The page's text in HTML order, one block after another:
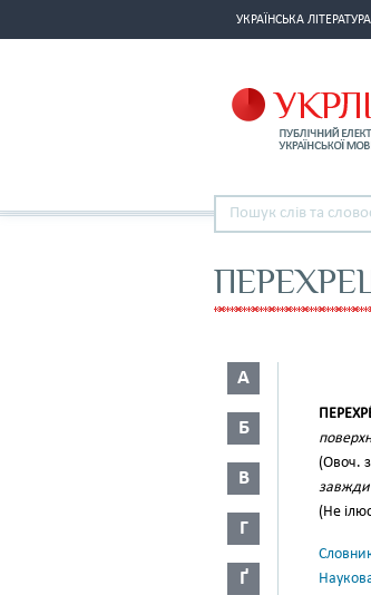
УКРАЇНСЬКА ЛІТЕРАТУРА
А
Б
В
Г
Ґ
(Овоч.
завжди
(Не